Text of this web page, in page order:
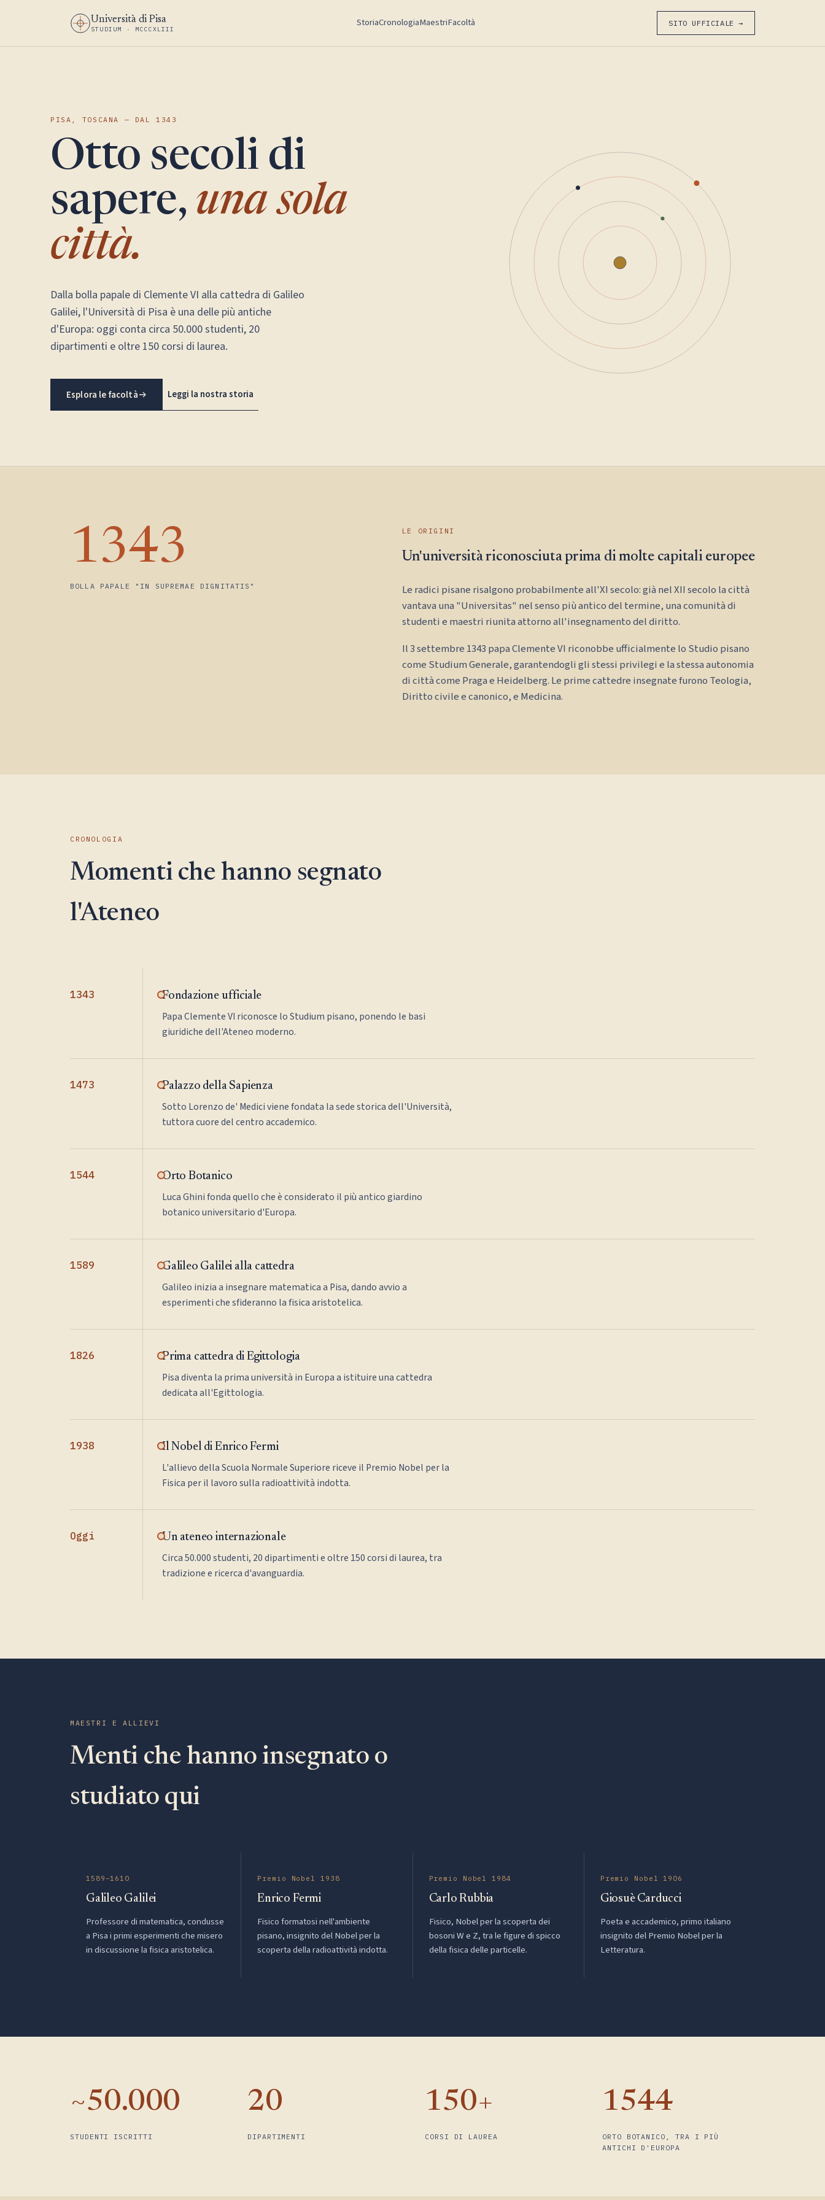
Università di Pisa
STUDIUM · MCCCXLIII
StoriaCronologiaMaestriFacoltà SITO UFFICIALE →
PISA, TOSCANA — DAL 1343
Otto secoli di
sapere, una sola
città.
Dalla bolla papale di Clemente VI alla cattedra di Galileo
Galilei, l'Università di Pisa è una delle più antiche
d'Europa: oggi conta circa 50.000 studenti, 20
dipartimenti e oltre 150 corsi di laurea.
Esplora le facoltà Leggi la nostra storia
1343
BOLLA PAPALE "IN SUPREMAE DIGNITATIS"
LE ORIGINI
Un'università riconosciuta prima di molte capitali europee
Le radici pisane risalgono probabilmente all'XI secolo: già nel XII secolo la città
vantava una "Universitas" nel senso più antico del termine, una comunità di
studenti e maestri riunita attorno all'insegnamento del diritto.
Il 3 settembre 1343 papa Clemente VI riconobbe ufficialmente lo Studio pisano
come Studium Generale, garantendogli gli stessi privilegi e la stessa autonomia
di città come Praga e Heidelberg. Le prime cattedre insegnate furono Teologia,
Diritto civile e canonico, e Medicina.
CRONOLOGIA
Momenti che hanno segnato
l'Ateneo
1343 Fondazione ufficiale
Papa Clemente VI riconosce lo Studium pisano, ponendo le basi
giuridiche dell'Ateneo moderno.
1473 Palazzo della Sapienza
Sotto Lorenzo de' Medici viene fondata la sede storica dell'Università,
tuttora cuore del centro accademico.
1544 Orto Botanico
Luca Ghini fonda quello che è considerato il più antico giardino
botanico universitario d'Europa.
1589 Galileo Galilei alla cattedra
Galileo inizia a insegnare matematica a Pisa, dando avvio a
esperimenti che sfideranno la fisica aristotelica.
1826 Prima cattedra di Egittologia
Pisa diventa la prima università in Europa a istituire una cattedra
dedicata all'Egittologia.
1938 Il Nobel di Enrico Fermi
L'allievo della Scuola Normale Superiore riceve il Premio Nobel per la
Fisica per il lavoro sulla radioattività indotta.
Oggi Un ateneo internazionale
Circa 50.000 studenti, 20 dipartimenti e oltre 150 corsi di laurea, tra
tradizione e ricerca d'avanguardia.
MAESTRI E ALLIEVI
Menti che hanno insegnato o
studiato qui
1589–1610
Galileo Galilei
Professore di matematica, condusse
a Pisa i primi esperimenti che misero
in discussione la fisica aristotelica.
Premio Nobel 1938
Enrico Fermi
Fisico formatosi nell'ambiente
pisano, insignito del Nobel per la
scoperta della radioattività indotta.
Premio Nobel 1984
Carlo Rubbia
Fisico, Nobel per la scoperta dei
bosoni W e Z, tra le figure di spicco
della fisica delle particelle.
Premio Nobel 1906
Giosuè Carducci
Poeta e accademico, primo italiano
insignito del Premio Nobel per la
Letteratura.
~50.000
STUDENTI ISCRITTI
20
DIPARTIMENTI
150+
CORSI DI LAUREA
1544
ORTO BOTANICO, TRA I PIÙ
ANTICHI D'EUROPA